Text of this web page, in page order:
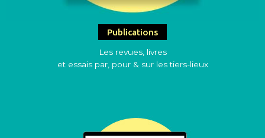
Publications
Les revues, livres
et essais par, pour & sur les tiers-lieux